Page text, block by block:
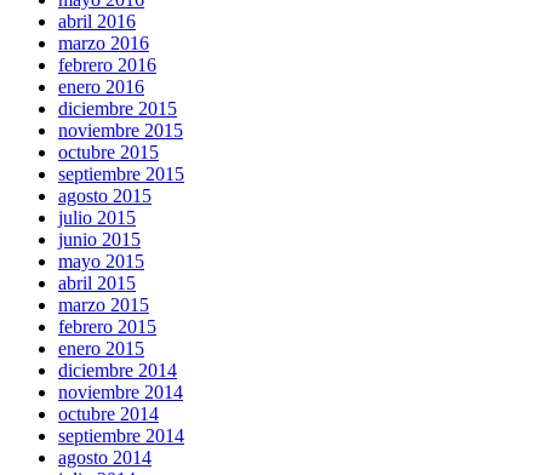
abril 2016
marzo 2016
febrero 2016
enero 2016
diciembre 2015
noviembre 2015
octubre 2015
septiembre 2015
agosto 2015
julio 2015
junio 2015
mayo 2015
abril 2015
marzo 2015
febrero 2015
enero 2015
diciembre 2014
noviembre 2014
octubre 2014
septiembre 2014
agosto 2014